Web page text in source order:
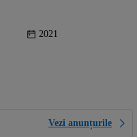
2021
Vezi anunțurile